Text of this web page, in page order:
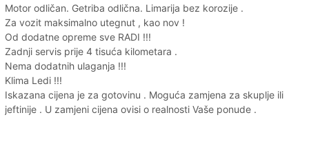
Motor odličan. Getriba odlična. Limarija bez korozije .
Za vozit maksimalno utegnut , kao nov !
Od dodatne opreme sve RADI !!!
Zadnji servis prije 4 tisuća kilometara .
Nema dodatnih ulaganja !!!
Klima Ledi !!!
Iskazana cijena je za gotovinu . Moguća zamjena za skuplje ili
jeftinije . U zamjeni cijena ovisi o realnosti Vaše ponude .